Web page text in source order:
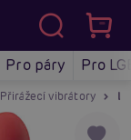
Pro páry Pro
Přirážecí vibrátory